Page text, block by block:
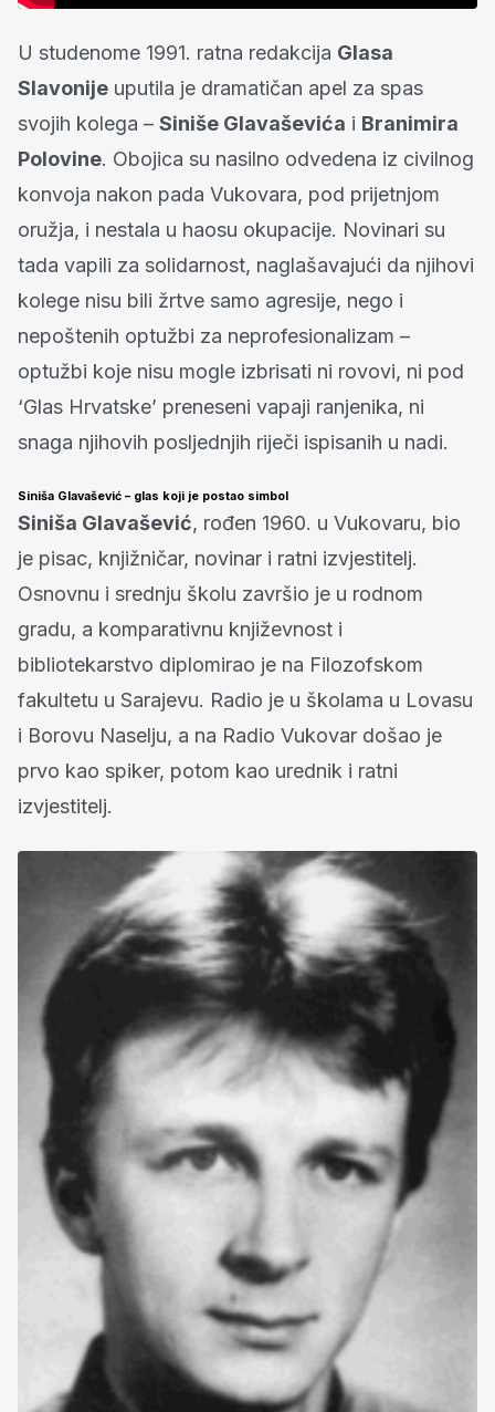
U studenome 1991. ratna redakcija Glasa
Slavonije uputila je dramatičan apel za spas
svojih kolega – Siniše Glavaševića i Branimira
Polovine. Obojica su nasilno odvedena iz civilnog
konvoja nakon pada Vukovara, pod prijetnjom
oružja, i nestala u haosu okupacije. Novinari su
tada vapili za solidarnost, naglašavajući da njihovi
kolege nisu bili žrtve samo agresije, nego i
nepoštenih optužbi za neprofesionalizam –
optužbi koje nisu mogle izbrisati ni rovovi, ni pod
‘Glas Hrvatske’ preneseni vapaji ranjenika, ni
snaga njihovih posljednjih riječi ispisanih u nadi.
Siniša Glavašević – glas koji je postao simbol
Siniša Glavašević, rođen 1960. u Vukovaru, bio
je pisac, knjižničar, novinar i ratni izvjestitelj.
Osnovnu i srednju školu završio je u rodnom
gradu, a komparativnu književnost i
bibliotekarstvo diplomirao je na Filozofskom
fakultetu u Sarajevu. Radio je u školama u Lovasu
i Borovu Naselju, a na Radio Vukovar došao je
prvo kao spiker, potom kao urednik i ratni
izvjestitelj.